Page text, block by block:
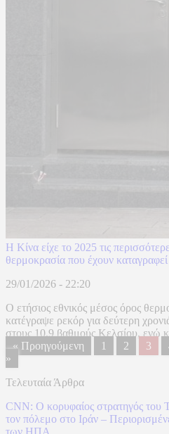
Η Κίνα είχε το 2025 τις
θερμοκρασία που έχουν καταγραφεί
29/01/2026 - 22:20
Ο ετήσιος εθνικός μέσος όρος
κατέγραψε ρεκόρ για δεύτερη
στους 10,9 βαθμούς Κελσίου, ενώ
« Προηγούμενη
1 2 3
»
Τελευταία Άρθρα
CNN: Ο κορυφαίος στρατηγός του
τον πόλεμο στο Ιράν –